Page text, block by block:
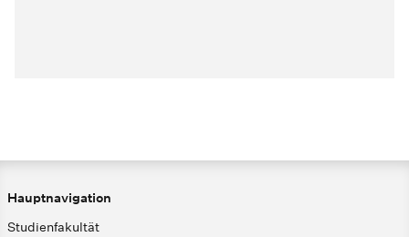
Hauptnavigation
Studienfakultät